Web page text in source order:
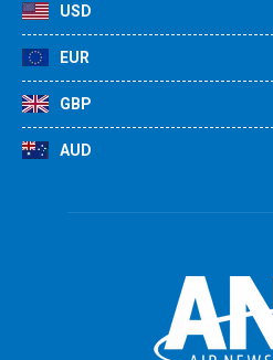
USD
EUR
GBP
AUD